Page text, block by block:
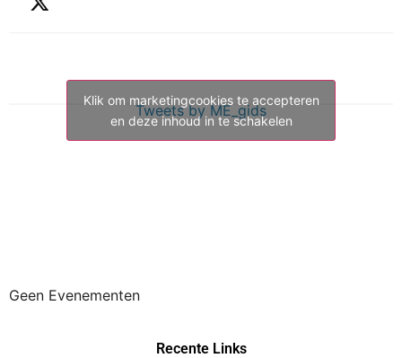
Tweets by ME_gids
Klik om marketingcookies te accepteren
en deze inhoud in te schakelen
Geen Evenementen
Recente Links